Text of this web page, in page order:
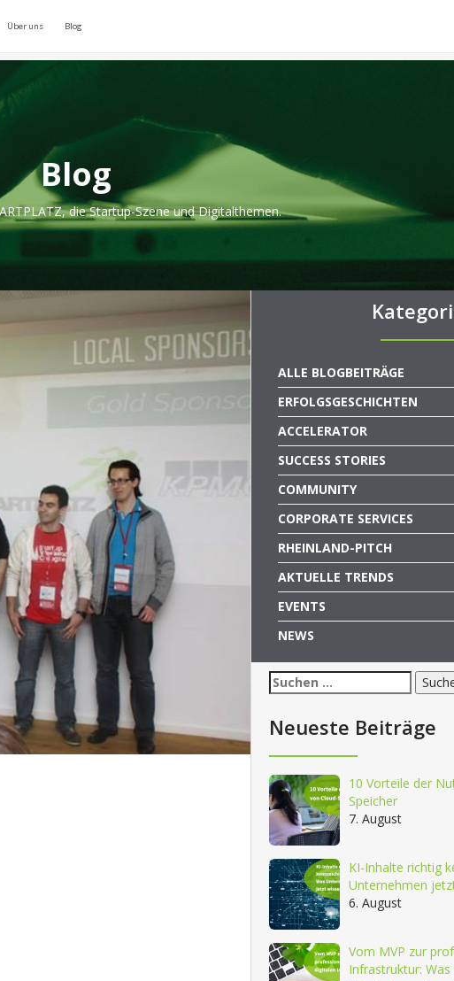
Über uns Blog
Blog
die Startup-Szene und Digitalthemen.
ALLE BLOGBEITRÄGE
ERFOLGSGESCHICHTEN
ACCELERATOR
SUCCESS STORIES
COMMUNITY
CORPORATE SERVICES
RHEINLAND-PITCH
AKTUELLE TRENDS
EVENTS
NEWS
Suchen
nach:
Neueste Beiträge
10 Vorteile der
Speicher
7. August
KI-Inhalte richtig
Unternehmen
6. August
Vom MVP zur
Infrastruktur: